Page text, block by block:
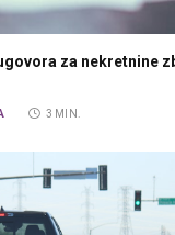
za nekretnine
3 MIN.